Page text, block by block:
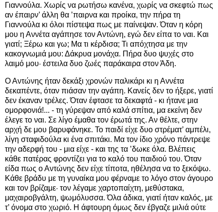
Γιαννούλα. Χωρίς να ρωτήσω κανένα, χωρίς να σκεφτώ πως
αν έπαιρν’ άλλη θα ’παιρνα και προίκα, την πήρα τη
Γιαννούλα κι όλοι πίστεψα πως με παίνεψαν. Όταν η κόρη
μου η Αννέτα αγάπησε τον Αντώνη, εγώ δεν είπα το ναι. Και
γιατί; Ξέρω και γω; Μα τι κέρδισα; Τι απόχτησα με την
κακογνωμιά μου: Δάκρυα μονάχα. Πήρα δυο ψυχές στο
λαιμό μου· έστειλα δυο ζωές παράκαιρα στον Άδη.
Ο Αντώνης ήταν δεκάξι χρονών παλικάρι κι η Αννέτα
δεκαπέντε, όταν πιάσαν την αγάπη. Κανείς δεν το ήξερε, γιατί
δεν έκαναν τρέλες. Όταν έφτασε τα δεκαφτά - κι ήτανε μια
ομορφονιά!... - τη γύρεψαν από καλά σπίτια, μα εκείνη δεν
έλεγε το ναι. Σε λίγο έμαθα τον έρωτά της. Αν θέλτε, στην
αρχή δε μου βαρυφάνηκε. Το παιδί είχε δυο στρέματ’ αμπέλι,
λίγη σταφιδούλα κι ένα σπιτάκι. Μα τον ίδιο χρόνο πάντρεψε
την αδερφή του - μια είχε - και της τα ’δωκε όλα. Βλέπεις
κάθε πατέρας φροντίζει για το καλό του παιδιού του. Όταν
είδα πως ο Αντώνης δεν είχε τίποτα, ηθέλησα να το ξεκόψω.
Κάθε βράδυ με τη γυναίκα μου φέρναμε το λόγο στον άγουρο
και τον βρίζαμε· τον λέγαμε χαρτοπαίχτη, μεθύστακα,
μαχαιροβγάλτη, ψωμόλυσσα. Όλα άδικα, γιατί ήταν καλός, με
τ’ όνομα στο χωριό. Η άφτουρη όμως δεν έβγαζε μιλιά ούτε